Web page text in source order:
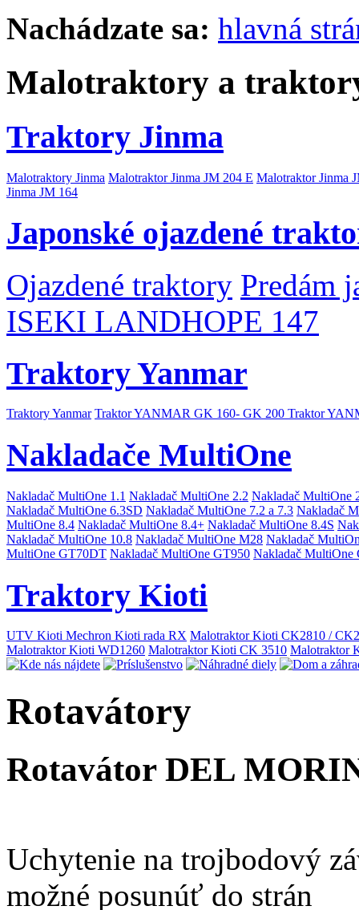
Nachádzate sa: hlavná
Malotraktory a
Traktory Jinma
Malotraktory Jinma Malotraktor Jinma JM 204 E Malotraktor Jinma
Jinma JM 164
Japonské ojazdené
Ojazdené traktory Predám
ISEKI LANDHOPE 147
Traktory Yanmar
Traktory Yanmar Traktor YANMAR GK 160- GK 200 Traktor
Nakladače MultiOne
Nakladač MultiOne 1.1 Nakladač MultiOne 2.2 Nakladač MultiOne
Nakladač MultiOne 6.3SD Nakladač MultiOne 7.2 a 7.3 Nakladač
MultiOne 8.4 Nakladač MultiOne 8.4+ Nakladač MultiOne 8.4S
Nakladač MultiOne 10.8 Nakladač MultiOne M28 Nakladač
MultiOne GT70DT Nakladač MultiOne GT950 Nakladač
Traktory Kioti
UTV Kioti Mechron Kioti rada RX Malotraktor Kioti CK2810 /
Malotraktor Kioti WD1260 Malotraktor Kioti CK 3510 Malotraktor
Rotavátory
Rotavátor DEL
Uchytenie na trojbodový
možné posunúť do strán